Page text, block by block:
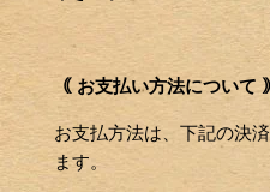
｟ お支払い方法について
お支払方法は、下記の決
ます。